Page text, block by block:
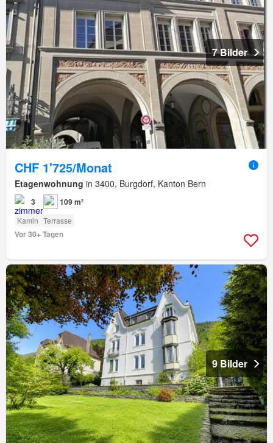
7 Bilder
CHF 1'725/Monat
Etagenwohnung in 3400, Burgdorf, Kanton Bern
3 109 m²
Kamin Terrasse
Vor 30+ Tagen
9 Bilder